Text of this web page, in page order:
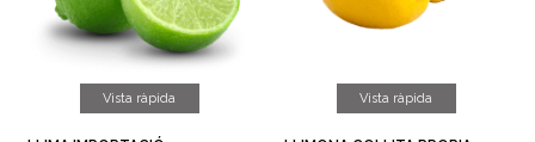
Vista ràpida Vista ràpida